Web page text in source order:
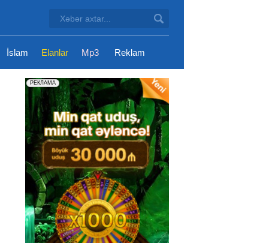
İslam Elanlar Mp3 Reklam